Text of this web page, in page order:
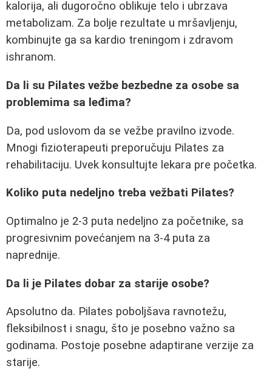
kalorija, ali dugoročno oblikuje telo i ubrzava
metabolizam. Za bolje rezultate u mršavljenju,
kombinujte ga sa kardio treningom i zdravom
ishranom.
Da li su Pilates vežbe bezbedne za osobe sa
problemima sa leđima?
Da, pod uslovom da se vežbe pravilno izvode.
Mnogi fizioterapeuti preporučuju Pilates za
rehabilitaciju. Uvek konsultujte lekara pre početka.
Koliko puta nedeljno treba vežbati Pilates?
Optimalno je 2-3 puta nedeljno za početnike, sa
progresivnim povećanjem na 3-4 puta za
naprednije.
Da li je Pilates dobar za starije osobe?
Apsolutno da. Pilates poboljšava ravnotežu,
fleksibilnost i snagu, što je posebno važno sa
godinama. Postoje posebne adaptirane verzije za
starije.